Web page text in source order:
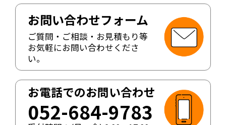
お問い合わせフォーム
ご質問・ご相談・お見積もり等
お気軽にお問い合わせくださ
い。
お電話でのお問い合わせ
052-684-9783